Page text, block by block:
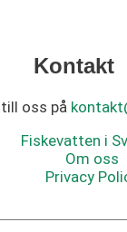
Kontakt
oss på
Fiskevatten i
Om oss
Privacy